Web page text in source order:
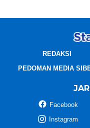
REDAKSI
PEDOMAN MEDIA
Facebook
Instagram